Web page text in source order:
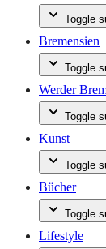
Toggle
Bremensien
Toggle
Werder
Toggle
Kunst
Toggle
Bücher
Toggle
Lifestyle